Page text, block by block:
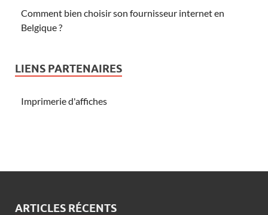
Comment bien choisir son fournisseur internet en
Belgique ?
LIENS PARTENAIRES
Imprimerie d'affiches
ARTICLES RÉCENTS